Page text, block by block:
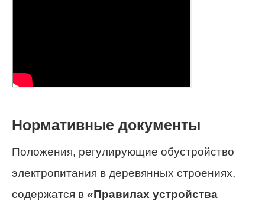
Нормативные документы
Положения, регулирующие обустройство
электропитания в деревянных строениях,
содержатся в «Правилах устройства